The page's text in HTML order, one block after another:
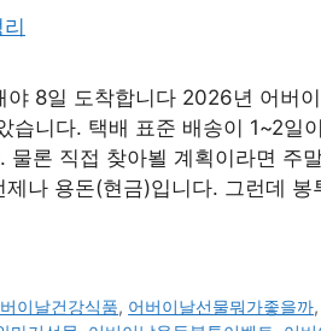
8일 도착합니다 2026년 어버
습니다. 택배 표준 배송이 1~2일
물론 직접 찾아뵐 계획이라면 주
나 용돈(현금)입니다. 그런데
이날건강식품, 어버이날선물뭐가좋을까,